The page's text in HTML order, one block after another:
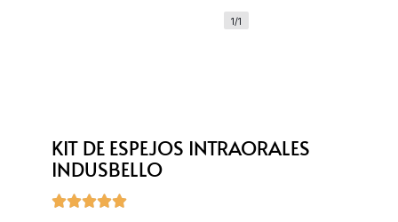
1/1
KIT DE ESPEJOS INTRAORALES
INDUSBELLO
